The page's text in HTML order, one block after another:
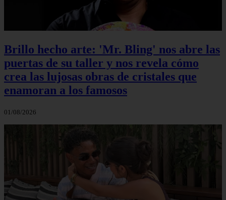
Brillo hecho arte: 'Mr. Bling' nos abre las
puertas de su taller y nos revela cómo
crea las lujosas obras de cristales que
enamoran a los famosos
01/08/2026